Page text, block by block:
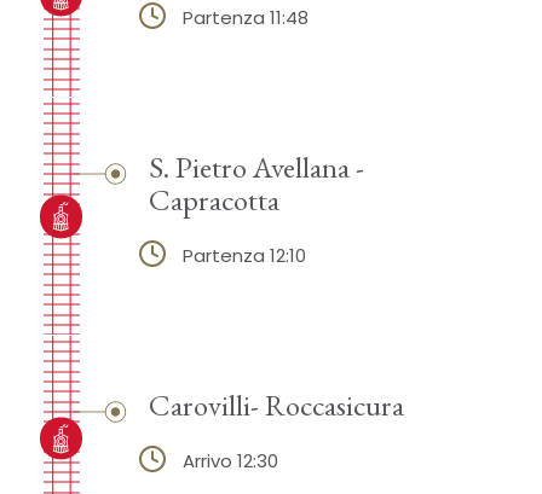
Partenza 11:48
S. Pietro Avellana -
Capracotta
Partenza 12:10
Carovilli- Roccasicura
Arrivo 12:30